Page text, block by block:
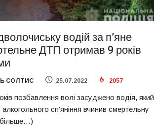
водій за п’яне
ДТП отримав 9 років
СОЛТИС 25.07.2022 2057
позбавлення волі засуджено водія, який
алкогольного сп’яніння вчинив смертельну